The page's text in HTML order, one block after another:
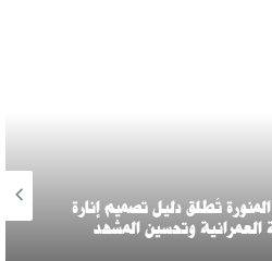
تُطلق دليل تصميم إنارة
العمرانية وتحسين المشهد